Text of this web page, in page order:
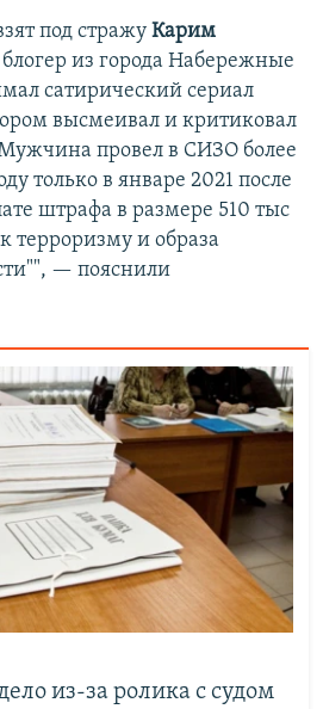
под стражу Карим
из города Набережные
сатирический сериал
высмеивал и критиковал
провел в СИЗО более
только в январе 2021 после
штрафа в размере 510 тыс
терроризму и образа
— пояснили
из-за ролика с судом